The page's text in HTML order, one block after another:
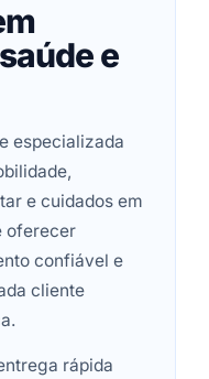
e
especializada
e cuidados em
oferecer
confiável e
cliente
rápida